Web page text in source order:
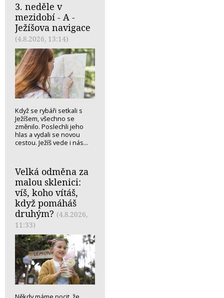
3. neděle v
mezidobí - A -
Ježíšova navigace
(4.8.2026, 13:14)
Když se rybáři setkali s
Ježíšem, všechno se
změnilo. Poslechli jeho
hlas a vydali se novou
cestou. Ježíš vede i nás...
Velká odměna za
malou sklenici:
víš, koho vítáš,
když pomáháš
druhým? (4.8.2026,
11:33)